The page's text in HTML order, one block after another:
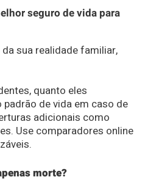
seguro de vida para
sua realidade familiar,
quanto eles
de vida em caso de
adicionais como
Use comparadores online
morte?